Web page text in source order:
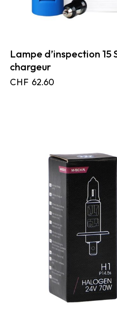
Lampe d’inspection 15
chargeur
CHF 62.60